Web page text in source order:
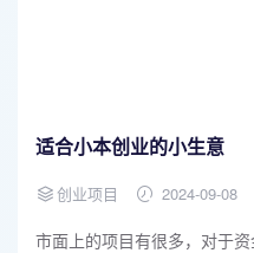
适合小本创业的小生意
创业项目 2024-09-08
市面上的项目有很多，对于